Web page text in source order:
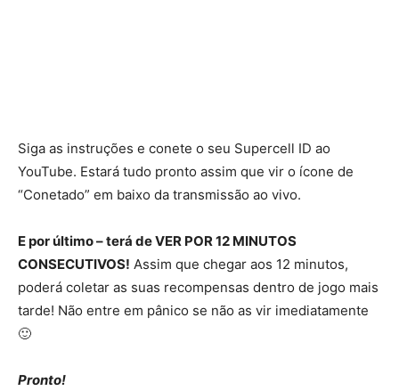
Siga as instruções e conete o seu Supercell ID ao
YouTube. Estará tudo pronto assim que vir o ícone de
“Conetado” em baixo da transmissão ao vivo.
E por último – terá de VER POR 12 MINUTOS
CONSECUTIVOS! Assim que chegar aos 12 minutos,
poderá coletar as suas recompensas dentro de jogo mais
tarde! Não entre em pânico se não as vir imediatamente
🙂
Pronto!